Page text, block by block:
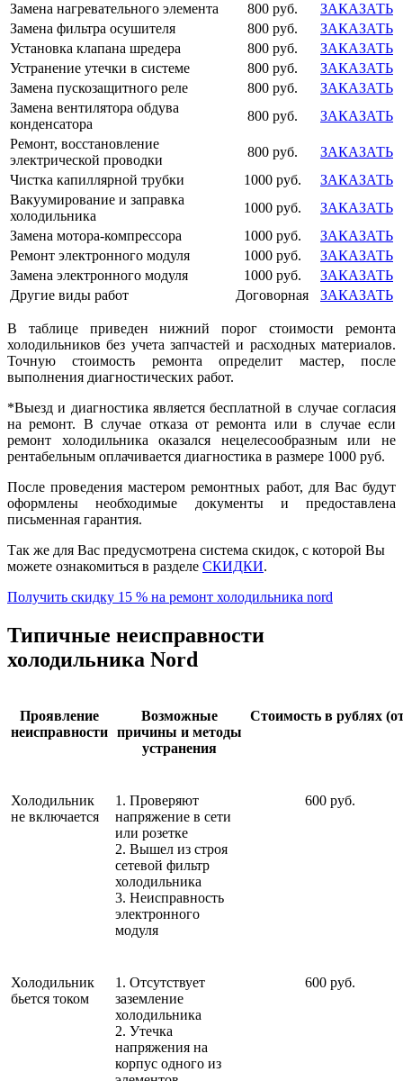
Замена нагревательного элемента 800 руб.
ЗАКАЗАТЬ
Замена фильтра осушителя
800 руб.
ЗАКАЗАТЬ
Установка клапана шредера
800 руб.
ЗАКАЗАТЬ
Устранение утечки в системе
800 руб.
ЗАКАЗАТЬ
Замена пускозащитного реле
800 руб.
ЗАКАЗАТЬ
Замена вентилятора обдува
конденсатора
800 руб.
ЗАКАЗАТЬ
Ремонт, восстановление
электрической проводки
800 руб.
ЗАКАЗАТЬ
Чистка капиллярной трубки
1000 руб.
ЗАКАЗАТЬ
Вакуумирование и заправка
холодильника
1000 руб.
ЗАКАЗАТЬ
Замена мотора-компрессора
1000 руб.
ЗАКАЗАТЬ
Ремонт электронного модуля
1000 руб.
ЗАКАЗАТЬ
Замена электронного модуля
1000 руб.
ЗАКАЗАТЬ
Другие виды работ
Договорная ЗАКАЗАТЬ
В таблице приведен нижний порог стоимости ремонта
холодильников без учета запчастей и расходных материалов.
Точную стоимость ремонта определит мастер, после
выполнения диагностических работ.
*Выезд и диагностика является бесплатной в случае согласия
на ремонт. В случае отказа от ремонта или в случае если
ремонт холодильника оказался нецелесообразным или не
рентабельным оплачивается диагностика в размере 1000 руб.
После проведения мастером ремонтных работ, для Вас будут
оформлены необходимые документы и предоставлена
письменная гарантия.
Так же для Вас предусмотрена система скидок, с которой Вы
можете ознакомиться в разделе СКИДКИ.
Получить скидку 15 % на ремонт холодильника nord
Типичные неисправности
холодильника Nord
Проявление
неисправности
Возможные
причины и методы
устранения
Стоимость в рублях
Холодильник
не включается
1. Проверяют
напряжение в сети
или розетке
2. Вышел из строя
сетевой фильтр
холодильника
3. Неисправность
электронного
модуля
600 руб.
Холодильник
бьется током
1. Отсутствует
заземление
холодильника
2. Утечка
напряжения на
корпус одного из
600 руб.